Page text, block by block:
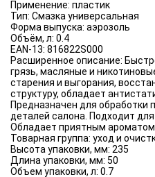
Применение: пластик
Тип: Смазка универсальная
Форма выпуска: аэрозоль
Объём, л: 0.4
EAN-13: 816822S000
Расширенное описание:
грязь, масляные и
старения и выгорания,
структуру, обладает
Предназначен для обработки
деталей салона. Подходит
Обладает приятным ароматом
Товарная группа: уход и
Высота упаковки, мм: 235
Длина упаковки, мм: 50
Объем упаковки, л: 0.7